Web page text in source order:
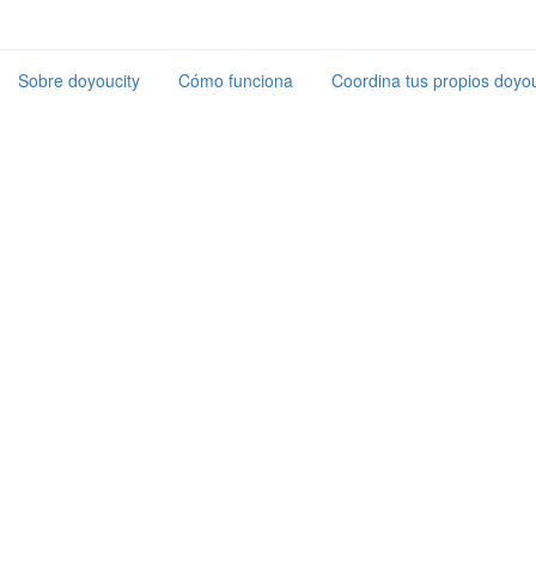
Sobre doyoucity Cómo funciona Coordina tus propios